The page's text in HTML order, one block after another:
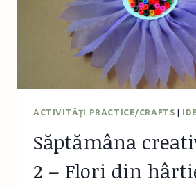
ACTIVITĂŢI PRACTICE/CRAFTS
Săptămâna
2 – Flori din